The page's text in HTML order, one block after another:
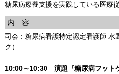
糖尿病療養支援を実践している医療
内 容
司会：糖尿病看護特定認定看護師 水
ク）
10:00～10:30 演題『糖尿病フット